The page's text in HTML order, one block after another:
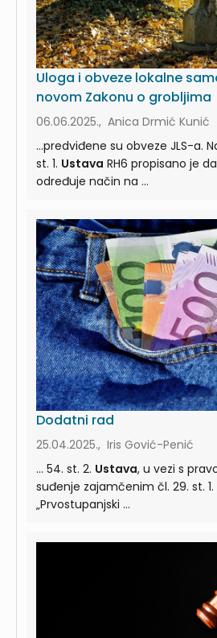
Uloga i obveze lokalne
novom Zakonu o grobljima
06.06.2025., Anica Drmić Kunić
...predviđene su obveze JLS-a.
st. 1. Ustava RH6 propisano je
određuje način na ...
Dodatni rad
25.04.2025., Iris Gović-Penić
... 54. st. 2. Ustava, u vezi s
suđenje zajamčenim čl. 29. st. 1.
„Prvostupanjski ...